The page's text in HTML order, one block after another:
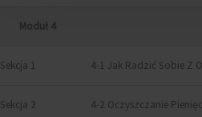
Moduł 4
Sekcja 1 4-1 Jak Radzić Sobie Z
Sekcja 2 4-2 Oczyszczanie